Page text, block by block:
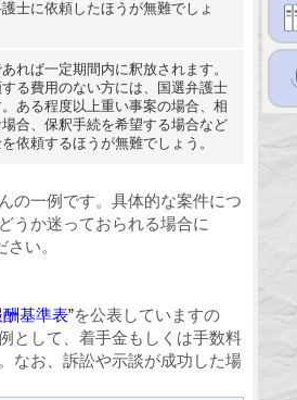
士に依頼したほうが無難でしょ
れば一定期間内に釈放されます。
る費用のない方には、国選弁護士
ある程度以上重い事案の場合、相
合、保釈手続を希望する場合など
依頼するほうが無難でしょう。
の一例です。具体的な案件につ
うか迷っておられる場合に
い。
酬基準表”を公表していますの
として、着手金もしくは手数料
なお、訴訟や示談が成功した場